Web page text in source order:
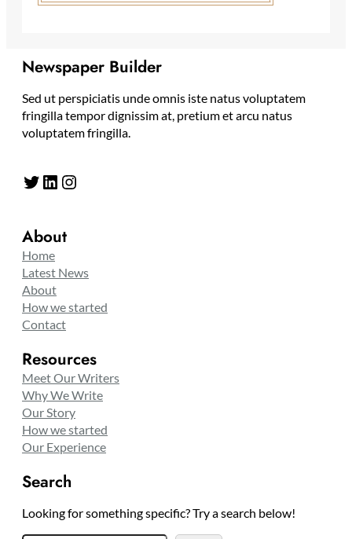
Newspaper Builder
Sed ut perspiciatis unde omnis iste natus voluptatem
fringilla tempor dignissim at, pretium et arcu natus
voluptatem fringilla.
Twitter LinkedIn Instagram
About
Home
Latest News
About
How we started
Contact
Resources
Meet Our Writers
Why We Write
Our Story
How we started
Our Experience
Search
Looking for something specific? Try a search below!